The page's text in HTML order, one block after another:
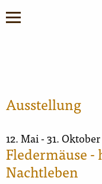
Ausstellung
12. Mai - 31.
Fledermäuse
Nachtleben